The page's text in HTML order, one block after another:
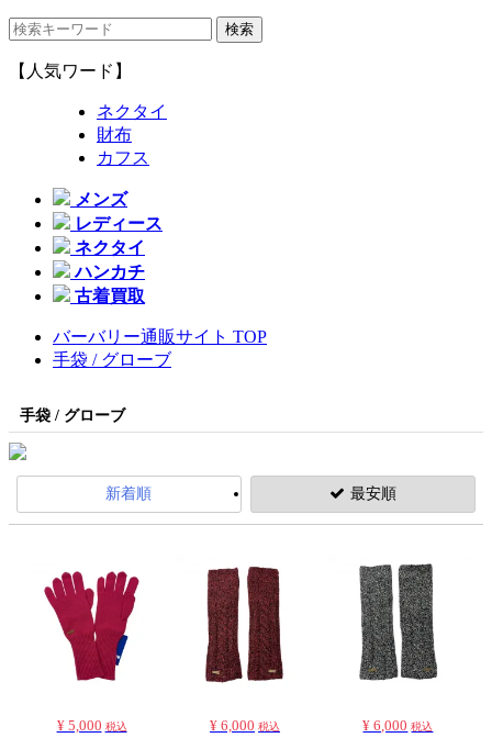
【人気ワード】
ネクタイ
財布
カフス
メンズ
レディース
ネクタイ
ハンカチ
古着買取
バーバリー通販サイト TOP
手袋 / グローブ
手袋 / グローブ
新着順 最安順
¥ 5,000 税込 ¥ 6,000 税込 ¥ 6,000 税込